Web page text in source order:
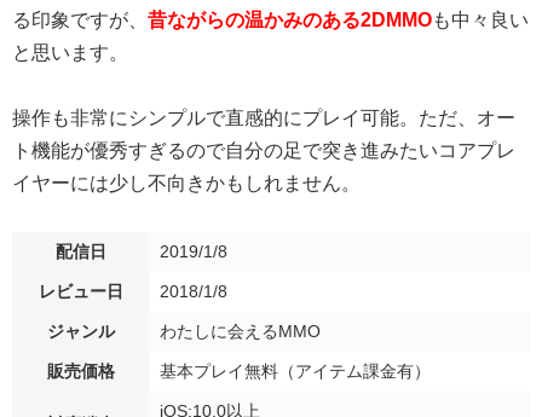
る印象ですが、 昔ながらの温かみのある2DMMOも中々良い
と思います。
操作も非常にシンプルで直感的にプレイ可能。ただ、オー
ト機能が優秀すぎるので自分の足で突き進みたいコアプレ
イヤーには少し不向きかもしれません。
配信日 2019/1/8
レビュー日 2018/1/8
ジャンル わたしに会えるMMO
販売価格 基本プレイ無料（アイテム課金有）
iOS:10.0以上